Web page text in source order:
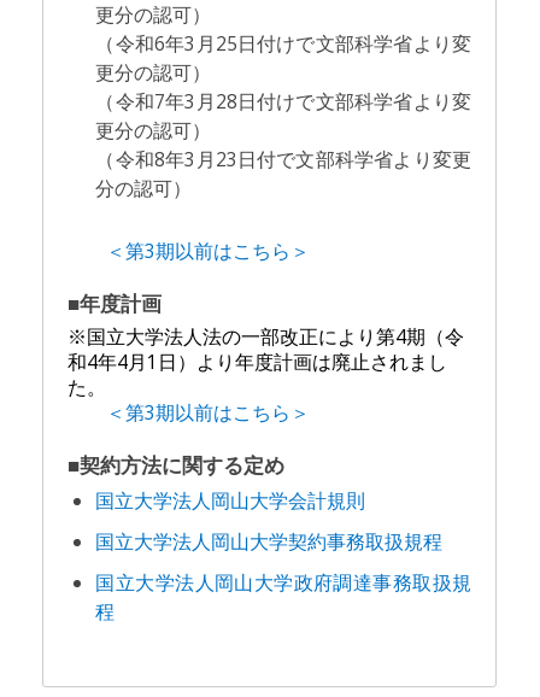
更分の認可）
（令和6年3月25日付けで文部科学省より変
更分の認可）
（令和7年3月28日付けで文部科学省より変
更分の認可）
（令和8年3月23日付で文部科学省より変更
分の認可）
＜第3期以前はこちら＞
■年度計画
※国立大学法人法の一部改正により第4期（令
和4年4月1日）より年度計画は廃止されまし
た。
＜第3期以前はこちら＞
■契約方法に関する定め
国立大学法人岡山大学会計規則
国立大学法人岡山大学契約事務取扱規程
国立大学法人岡山大学政府調達事務取扱規
程